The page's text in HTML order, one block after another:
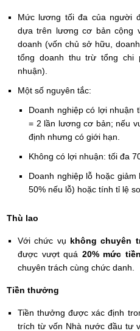
Mức lương tối đa của người
dựa trên lương cơ bản cộng
doanh (vốn chủ sở hữu,
tổng doanh thu trừ tổng
nhuận).
Một số nguyên tắc:
Doanh nghiệp có lợi nhuận
= 2 lần lương cơ bản; nếu
định nhưng có giới hạn.
Không có lợi nhuận: tối đa
Doanh nghiệp lỗ hoặc
50% nếu lỗ) hoặc tính tỉ lệ
Thù lao
Với chức vụ không chuyên
được vượt quá 20% mức
chuyên trách cùng chức danh.
Tiền thưởng
Tiền thưởng được xác định
trích từ vốn Nhà nước đầu tư